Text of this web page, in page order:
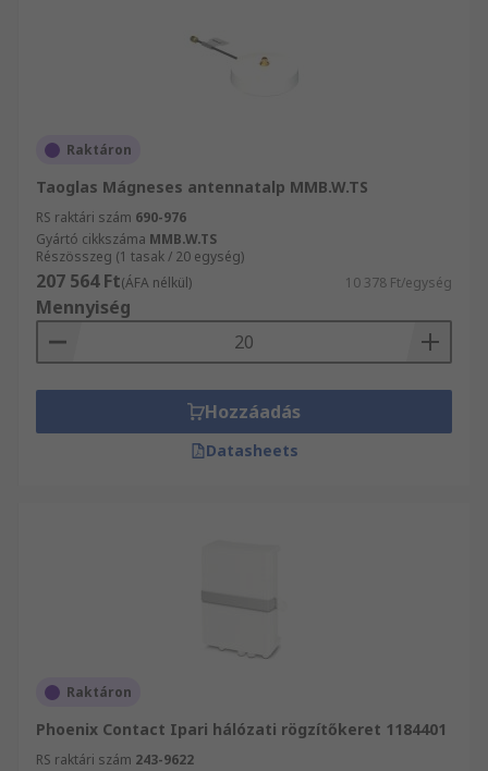
Raktáron
Taoglas Mágneses antennatalp MMB.W.TS
RS raktári szám 690-976
Gyártó cikkszáma MMB.W.TS
Részösszeg (1 tasak / 20 egység)
207 564 Ft(ÁFA nélkül) 10 378 Ft/egység
Mennyiség
Hozzáadás
Datasheets
Raktáron
Phoenix Contact Ipari hálózati rögzítőkeret 1184401
RS raktári szám 243-9622